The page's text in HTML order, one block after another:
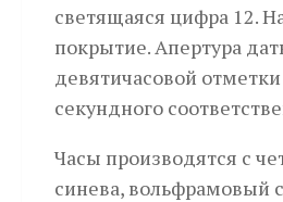
светящаяся цифра 12.
покрытие. Апертура
девятичасовой
секундного
Часы производятся с
синева, вольфрамовый